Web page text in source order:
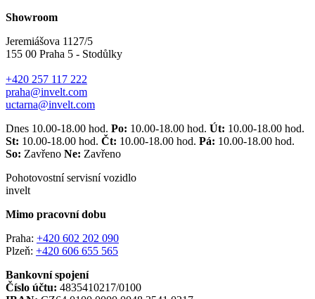
Showroom
Jeremiášova 1127/5
155 00 Praha 5 - Stodůlky
+420 257 117 222
praha@invelt.com
uctarna@invelt.com
Dnes 10.00-18.00 hod. Po: 10.00-18.00 hod. Út: 10.00-18.00 hod.
St: 10.00-18.00 hod. Čt: 10.00-18.00 hod. Pá: 10.00-18.00 hod.
So: Zavřeno Ne: Zavřeno
Pohotovostní servisní vozidlo
invelt
Mimo pracovní dobu
Praha: +420 602 202 090
Plzeň: +420 606 655 565
Bankovní spojení
Číslo účtu: 4835410217/0100